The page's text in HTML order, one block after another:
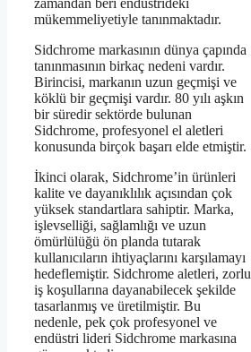
zamandan beri endüstrideki
mükemmeliyetiyle tanınmaktadır.
Sidchrome markasının dünya çapında
tanınmasının birkaç nedeni vardır.
Birincisi, markanın uzun geçmişi ve
köklü bir geçmişi vardır. 80 yılı aşkın
bir süredir sektörde bulunan
Sidchrome, profesyonel el aletleri
konusunda birçok başarı elde etmiştir.
İkinci olarak, Sidchrome’in ürünleri
kalite ve dayanıklılık açısından çok
yüksek standartlara sahiptir. Marka,
işlevselliği, sağlamlığı ve uzun
ömürlülüğü ön planda tutarak
kullanıcıların ihtiyaçlarını karşılamayı
hedeflemiştir. Sidchrome aletleri, zorlu
iş koşullarına dayanabilecek şekilde
tasarlanmış ve üretilmiştir. Bu
nedenle, pek çok profesyonel ve
endüstri lideri Sidchrome markasına